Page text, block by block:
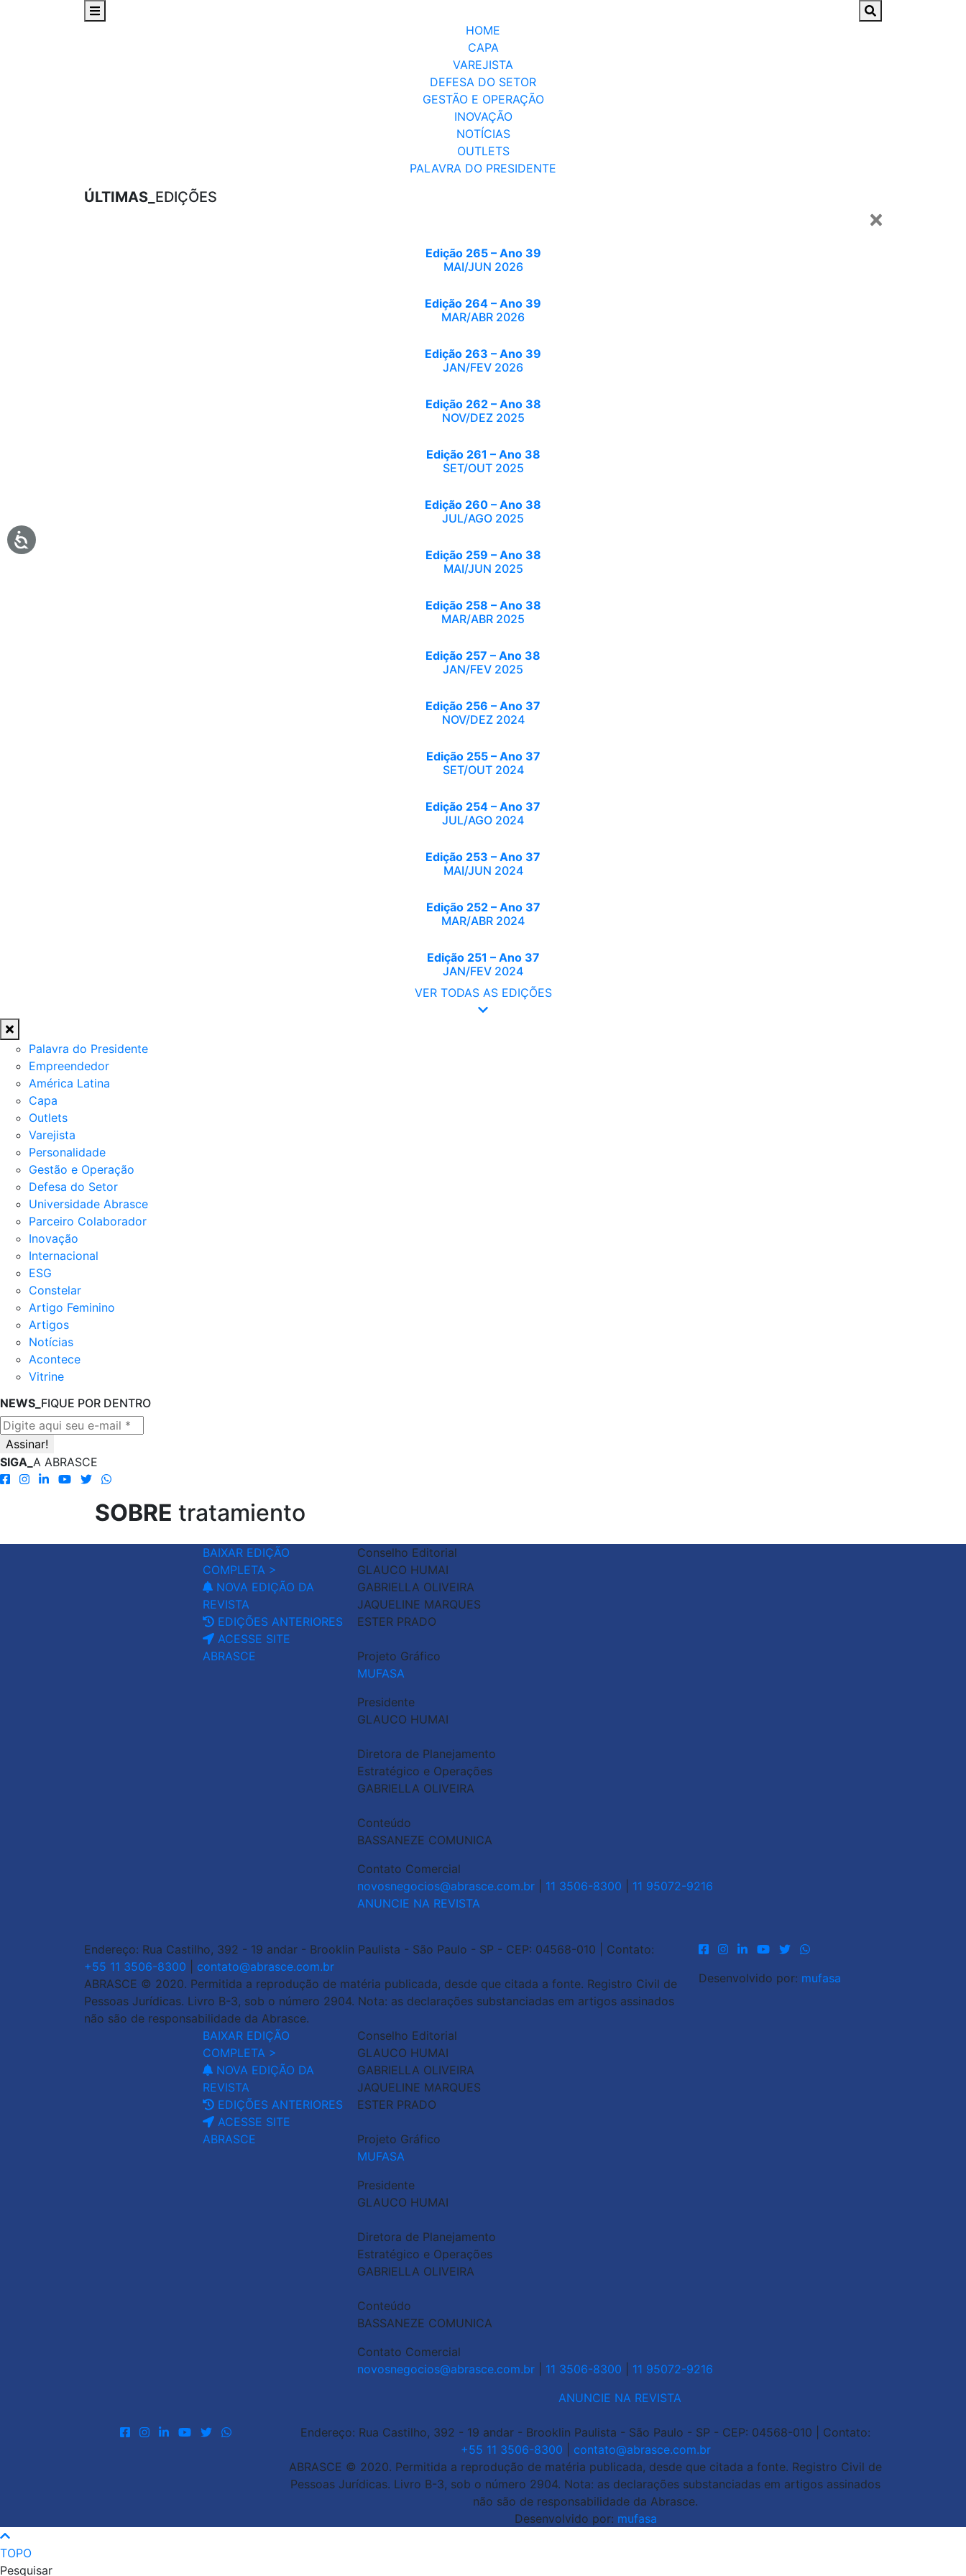
HOME
CAPA
VAREJISTA
DEFESA DO SETOR
GESTÃO E OPERAÇÃO
INOVAÇÃO
NOTÍCIAS
OUTLETS
PALAVRA DO PRESIDENTE
ÚLTIMAS_ EDIÇÕES
Edição 265 – Ano 39
MAI/JUN 2026
Edição 264 – Ano 39
MAR/ABR 2026
Edição 263 – Ano 39
JAN/FEV 2026
Edição 262 – Ano 38
NOV/DEZ 2025
Edição 261 – Ano 38
SET/OUT 2025
Edição 260 – Ano 38
JUL/AGO 2025
Edição 259 – Ano 38
MAI/JUN 2025
Edição 258 – Ano 38
MAR/ABR 2025
Edição 257 – Ano 38
JAN/FEV 2025
Edição 256 – Ano 37
NOV/DEZ 2024
Edição 255 – Ano 37
SET/OUT 2024
Edição 254 – Ano 37
JUL/AGO 2024
Edição 253 – Ano 37
MAI/JUN 2024
Edição 252 – Ano 37
MAR/ABR 2024
Edição 251 – Ano 37
JAN/FEV 2024
VER TODAS AS EDIÇÕES
Palavra do Presidente
Empreendedor
América Latina
Capa
Outlets
Varejista
Personalidade
Gestão e Operação
Defesa do Setor
Universidade Abrasce
Parceiro Colaborador
Inovação
Internacional
ESG
Constelar
Artigo Feminino
Artigos
Notícias
Acontece
Vitrine
NEWS_ FIQUE POR DENTRO
SIGA_ A ABRASCE
SOBRE tratamiento
BAIXAR EDIÇÃO
COMPLETA >
NOVA EDIÇÃO DA
REVISTA
EDIÇÕES ANTERIORES
ACESSE SITE
ABRASCE
Conselho Editorial
GLAUCO HUMAI
GABRIELLA OLIVEIRA
JAQUELINE MARQUES
ESTER PRADO
Projeto Gráfico
MUFASA
Presidente
GLAUCO HUMAI
Diretora de Planejamento
Estratégico e Operações
GABRIELLA OLIVEIRA
Conteúdo
BASSANEZE COMUNICA
Contato Comercial
novosnegocios@abrasce.com.br
11 3506-8300
11 95072-9216
ANUNCIE NA REVISTA
Endereço: Rua Castilho, 392 - 19 andar - Brooklin Paulista - São Paulo - SP - CEP: 04568-010 | Contato:
+55 11 3506-8300
contato@abrasce.com.br
ABRASCE © 2020. Permitida a reprodução de matéria publicada, desde que citada a fonte. Registro Civil de
Pessoas Jurídicas. Livro B-3, sob o número 2904. Nota: as declarações substanciadas em artigos assinados
não são de responsabilidade da Abrasce.
Desenvolvido por: mufasa
BAIXAR EDIÇÃO
COMPLETA >
NOVA EDIÇÃO DA
REVISTA
EDIÇÕES ANTERIORES
ACESSE SITE
ABRASCE
Conselho Editorial
GLAUCO HUMAI
GABRIELLA OLIVEIRA
JAQUELINE MARQUES
ESTER PRADO
Projeto Gráfico
MUFASA
Presidente
GLAUCO HUMAI
Diretora de Planejamento
Estratégico e Operações
GABRIELLA OLIVEIRA
Conteúdo
BASSANEZE COMUNICA
Contato Comercial
novosnegocios@abrasce.com.br
11 3506-8300
11 95072-9216
ANUNCIE NA REVISTA
Endereço: Rua Castilho, 392 - 19 andar - Brooklin Paulista - São Paulo - SP - CEP: 04568-010 | Contato:
+55 11 3506-8300
contato@abrasce.com.br
ABRASCE © 2020. Permitida a reprodução de matéria publicada, desde que citada a fonte. Registro Civil de
Pessoas Jurídicas. Livro B-3, sob o número 2904. Nota: as declarações substanciadas em artigos assinados
não são de responsabilidade da Abrasce.
Desenvolvido por: mufasa
TOPO
Pesquisar